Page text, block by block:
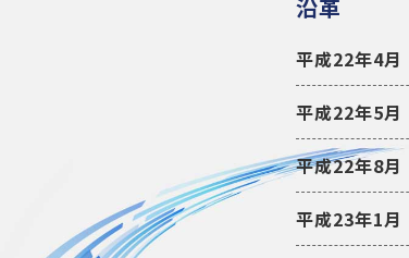
沿革
平成22年4月
平成22年5月
平成22年8月
平成23年1月